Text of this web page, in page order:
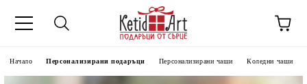
Начало Персонализирани подаръци Персонализирани чаши Коледни чаши